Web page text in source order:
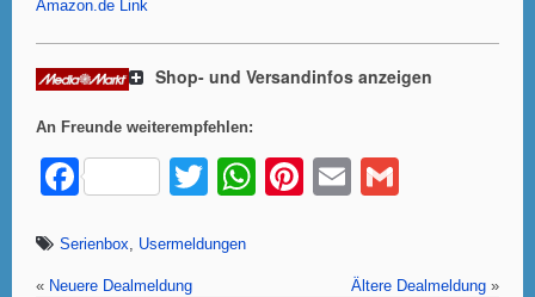
Amazon.de Link
Shop- und Versandinfos anzeigen
An Freunde weiterempfehlen:
F
c
T
tt
W Pi E
Serienbox Usermeldungen
« Neuere Dealmeldung Ältere Dealmeldung »